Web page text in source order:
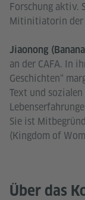
Forschung aktiv.
Mitinitiatorin der
Jiaonong
an der CAFA. In
Geschichten“
Text und
Sie ist
(Kingdom of
Über das